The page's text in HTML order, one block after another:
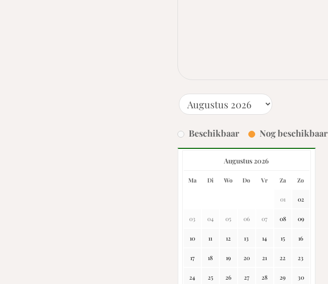
Beschikbaar Nog beschikbaar
Augustus 2026
Ma Di Wo Do Vr Za Zo
01 02
03 04 05 06 07 08 09
10 11 12 13 14 15 16
17 18 19 20 21 22 23
24 25 26 27 28 29 30